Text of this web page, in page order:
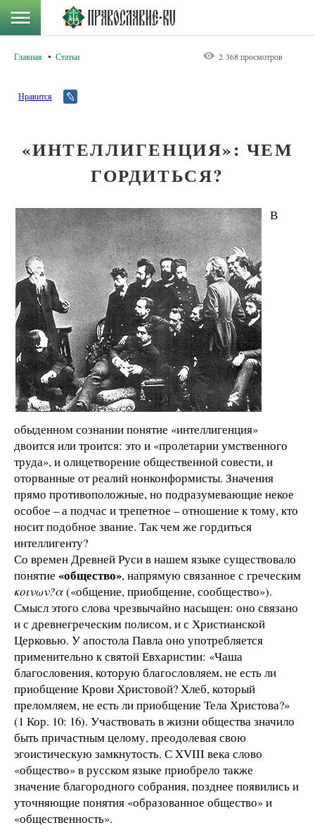
Главная Статьи 2 368 просмотров
Нравится
«ИНТЕЛЛИГЕНЦИЯ»: ЧЕМ
ГОРДИТЬСЯ?
В
обыденном сознании понятие «интеллигенция»
двоится или троится: это и «пролетарии умственного
труда», и олицетворение общественной совести, и
оторванные от реалий нонконформисты. Значения
прямо противоположные, но подразумевающие некое
особое – а подчас и трепетное – отношение к тому, кто
носит подобное звание. Так чем же гордиться
интеллигенту?
Со времен Древней Руси в нашем языке существовало
понятие «общество», напрямую связанное с греческим
κοινων?α(«общение, приобщение, сообщество»).
Смысл этого слова чрезвычайно насыщен: оно связано
и с древнегреческим полисом, и с Христианской
Церковью. У апостола Павла оно употребляется
применительно к святой Евхаристии: «Чаша
благословения, которую благословляем, не есть ли
приобщение Крови Христовой? Хлеб, который
преломляем, не есть ли приобщение Тела Христова?»
(1 Кор. 10: 16). Участвовать в жизни общества значило
быть причастным целому, преодолевая свою
эгоистическую замкнутость. С XVIII века слово
«общество» в русском языке приобрело также
значение благородного собрания, позднее появились и
уточняющие понятия «образованное общество» и
«общественность».